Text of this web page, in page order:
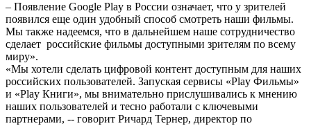
– Появление Google Play в России означает, что у зрителей
появился еще один удобный способ смотреть наши фильмы.
Мы также надеемся, что в дальнейшем наше сотрудничество
сделает российские фильмы доступными зрителям по всему
миру».
«Мы хотели сделать цифровой контент доступным для наших
российских пользователей. Запуская сервисы «Play Фильмы»
и «Play Книги», мы внимательно прислушивались к мнению
наших пользователей и тесно работали с ключевыми
партнерами, -- говорит Ричард Тернер, директор по